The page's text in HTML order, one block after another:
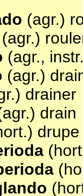
(agr.)
(agr.)
(agr.,
(agr.)
drainer
drain
drupe